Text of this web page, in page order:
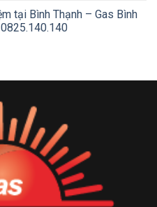
tại Bình Thạnh – Gas Bình